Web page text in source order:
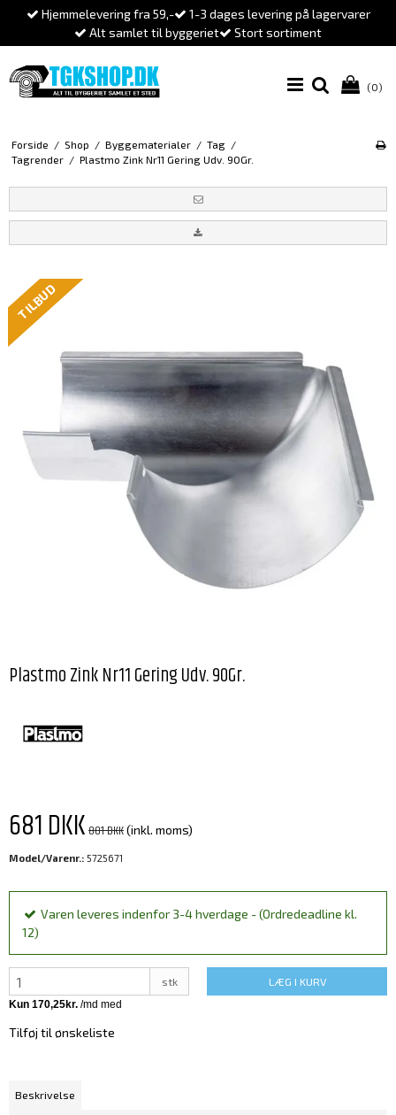
Hjemmelevering fra 59,-
1-3 dages levering på lagervarer
Alt samlet til byggeriet
Stort sortiment
(0)
Forside / Shop / Byggematerialer / Tag /
Tagrender / Plastmo Zink Nr11 Gering Udv. 90Gr.
TILBUD
Plastmo Zink Nr11 Gering Udv. 90Gr.
681 DKK801 DKK(inkl. moms)
Model/Varenr.: 5725671
Varen leveres indenfor 3-4 hverdage - (Ordredeadline kl.
12)
stk LÆG I KURV
Tilføj til ønskeliste
Beskrivelse